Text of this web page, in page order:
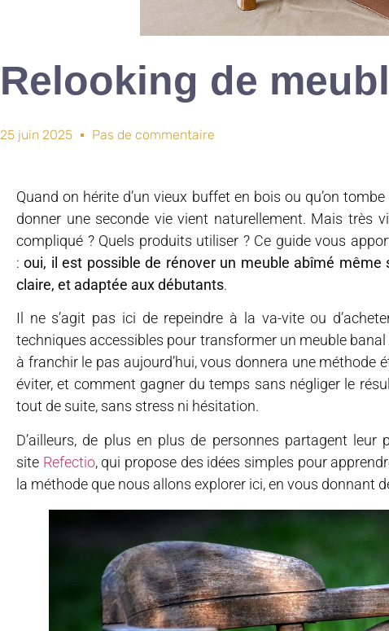
Relooking de
25 juin 2025 Pas de commentaire
Quand on hérite d’un vieux buffet en bois ou qu’on
donner une seconde vie vient naturellement. Mais très
compliqué ? Quels produits utiliser ? Ce guide vous
:oui, il est possible de rénover un meuble abîmé
claire, et adaptée aux débutants.
Il ne s’agit pas ici de repeindre à la va-vite ou
techniques accessibles pour transformer un meuble
à franchir le pas aujourd’hui, vous donnera une
éviter, et comment gagner du temps sans négliger le
tout de suite, sans stress ni hésitation.
D’ailleurs, de plus en plus de personnes partagent
site Refectio, qui propose des idées simples pour
la méthode que nous allons explorer ici, en vous donnant